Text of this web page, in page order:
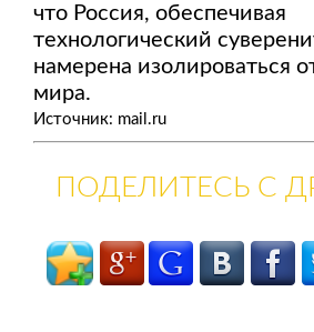
что Россия, обеспечивая
технологический
намерена изолироваться
мира.
Источник: mail.ru
ПОДЕЛИТЕСЬ С